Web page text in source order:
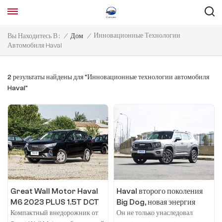
Вы Находитесь В : / Дом / Инновационные Технологии
Автомобиля Haval
2 результаты найдены для "Инновационные технологии автомобиля
Haval"
Great Wall Motor Haval
M6 2023 PLUS 1.5T DCT
Elite smart link
Компактный внедорожник от
Haval второго поколения
Big Dog, новая энергия
New Energy 2024 Hi4,
Он не только унаследовал